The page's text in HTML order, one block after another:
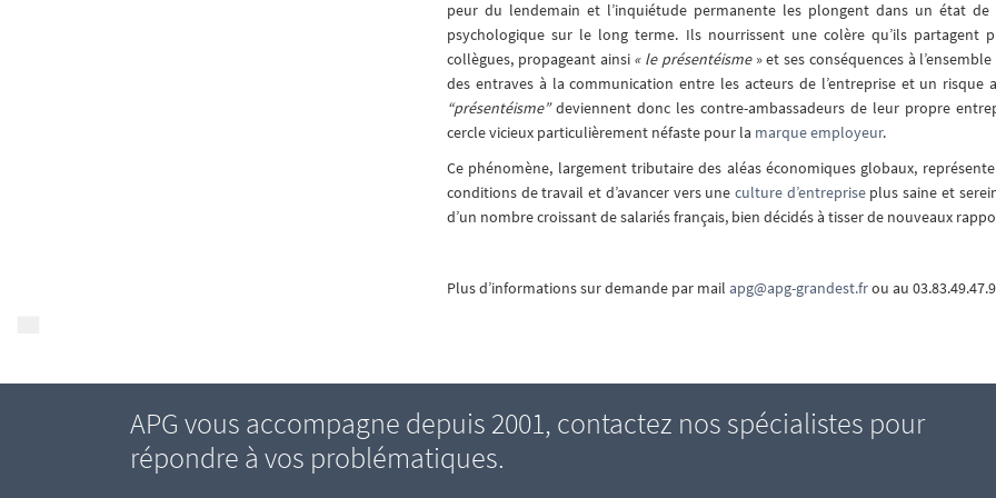
peur du lendemain et l’inquiétude permanente les plongent dans un état
psychologique sur le long terme. Ils nourrissent une colère qu’ils
collègues, propageant ainsi « le présentéisme» et ses conséquences à
des entraves à la communication entre les acteurs de l’entreprise et un risque
“présentéisme”deviennent donc les contre-ambassadeurs de leur propre
cercle vicieux particulièrement néfaste pour la marque employeur.
Ce phénomène, largement tributaire des aléas économiques globaux,
conditions de travail et d’avancer vers une culture d’entrepriseplus saine et
d’un nombre croissant de salariés français, bien décidés à tisser de nouveaux
Plus d’informations sur demande par mail apg@apg-grandest.frou au
APG vous accompagne depuis 2001, contactez nos spécialistes pour
répondre à vos problématiques.